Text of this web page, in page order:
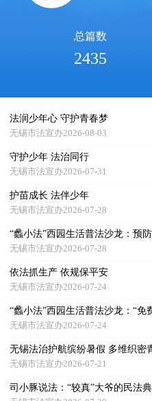
总篇数
2435
法润少年心 守护青春梦
无锡市法宣办2026-08-03
守护少年 法治同行
无锡市法宣办2026-07-31
护苗成长 法伴少年
无锡市法宣办2026-07-28
“蠡小法”西园生活普法沙龙：预
无锡市法宣办2026-07-28
依法抓生产 依规保平安
无锡市法宣办2026-07-24
“蠡小法”西园生活普法沙龙：“免
无锡市法宣办2026-07-24
无锡法治护航缤纷暑假 多维织密
无锡市法宣办2026-07-21
司小豚说法：“较真”大爷的民法